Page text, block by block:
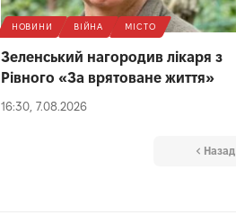
НОВИНИ ВІЙНА МІСТО
Зеленський нагородив лікаря з
Рівного «За врятоване життя»
16:30, 7.08.2026
Назад